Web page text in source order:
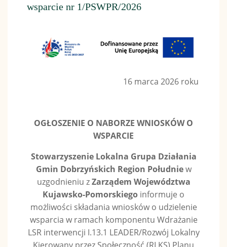
wsparcie nr 1/PSWPR/2026
16 marca 2026 roku
OGŁOSZENIE O NABORZE WNIOSKÓW O
WSPARCIE
Stowarzyszenie Lokalna Grupa Działania
Gmin Dobrzyńskich Region Południew
uzgodnieniu zZarządem Województwa
Kujawsko-Pomorskiego informuje o
możliwości składania wniosków o udzielenie
wsparcia w ramach komponentu Wdrażanie
LSR interwencji I.13.1 LEADER/Rozwój Lokalny